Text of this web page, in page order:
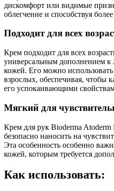
дискомфорт или видимые
облегчение и способствуя
Подходит для всех
Крем подходит для всех
универсальным дополнением к
кожей. Его можно использовать
взрослых, обеспечивая, чтобы
его успокаивающими
Мягкий для
Крем для рук Bioderma
безопасно наносить на
Эта особенность особенно
кожей, которым требуется
Как использовать: